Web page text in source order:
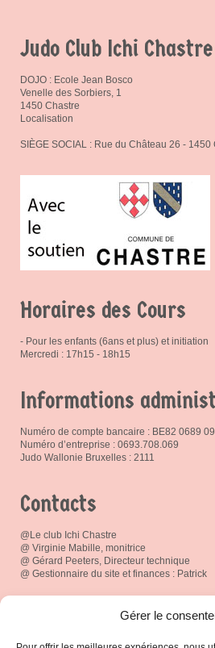
Gérer le
Judo Club Ichi Chastre
DOJO : Ecole Jean Bosco
Venelle des Sorbiers, 1
1450 Chastre
Localisation
SIÈGE SOCIAL : Rue du Château 26 - 1450
Horaires des Cours
- Pour les enfants (6ans et plus) et initiation
Mercredi : 17h15 - 18h15
Informations
Numéro de compte bancaire : BE82 0689
Numéro d’entreprise : 0693.708.069
Judo Wallonie Bruxelles : 2111
Contacts
@Le club Ichi Chastre
@ Virginie Mabille, monitrice
@ Gérard Peeters, Directeur technique
@ Gestionnaire du site et finances : Patrick
Réseau social